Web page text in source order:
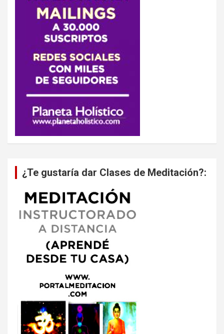
¿Te gustaría dar Clases de Meditación?: